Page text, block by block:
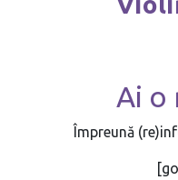
Ai o
Împreună